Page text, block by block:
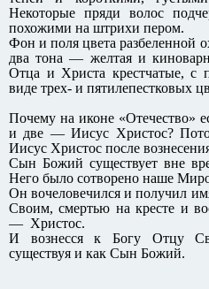
Некоторые пряди волос
похожими на штрихи пером.
Фон и поля цвета разбеленной
два тона — желтая и
Отца и Христа крестчатые, с
виде трех- и пятилепестковых
Почему на иконе «Отечество»
и две — Иисус Христос?
Иисус Христос после
Сын Божий существует вне
Него было сотворено наше
Он вочеловечился и получил
Своим, смертью на кресте и
— Христос.
И вознесся к Богу Отцу
существуя и как Сын Божий.